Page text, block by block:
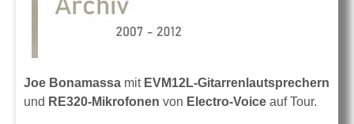
Joe Bonamassa mitEVM12L-Gitarrenlautsprechern
und RE320-Mikrofonen von Electro-Voice auf Tour.